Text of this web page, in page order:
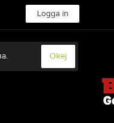
Logga in
Okej